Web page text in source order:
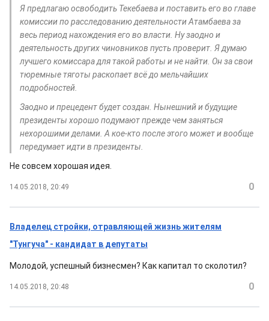
Я предлагаю освободить Текебаева и поставить его во главе
комиссии по расследованию деятельности Атамбаева за
весь период нахождения его во власти. Ну заодно и
деятельность других чиновников пусть проверит. Я думаю
лучшего комиссара для такой работы и не найти. Он за свои
тюремные тяготы раскопает всё до мельчайших
подробностей.
Заодно и прецедент будет создан. Нынешний и будущие
президенты хорошо подумают прежде чем заняться
нехорошими делами. А кое-кто после этого может и вообще
передумает идти в президенты.
Не совсем хорошая идея.
14.05.2018, 20:49 0
Владелец стройки, отравляющей жизнь жителям
"Тунгуча" - кандидат в депутаты
Молодой, успешный бизнесмен? Как капитал то сколотил?
14.05.2018, 20:48 0